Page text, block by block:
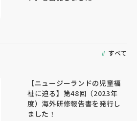
すべて
【ニュージーランドの児童福
祉に迫る】第48回（2023年
度）海外研修報告書を発行し
ました！